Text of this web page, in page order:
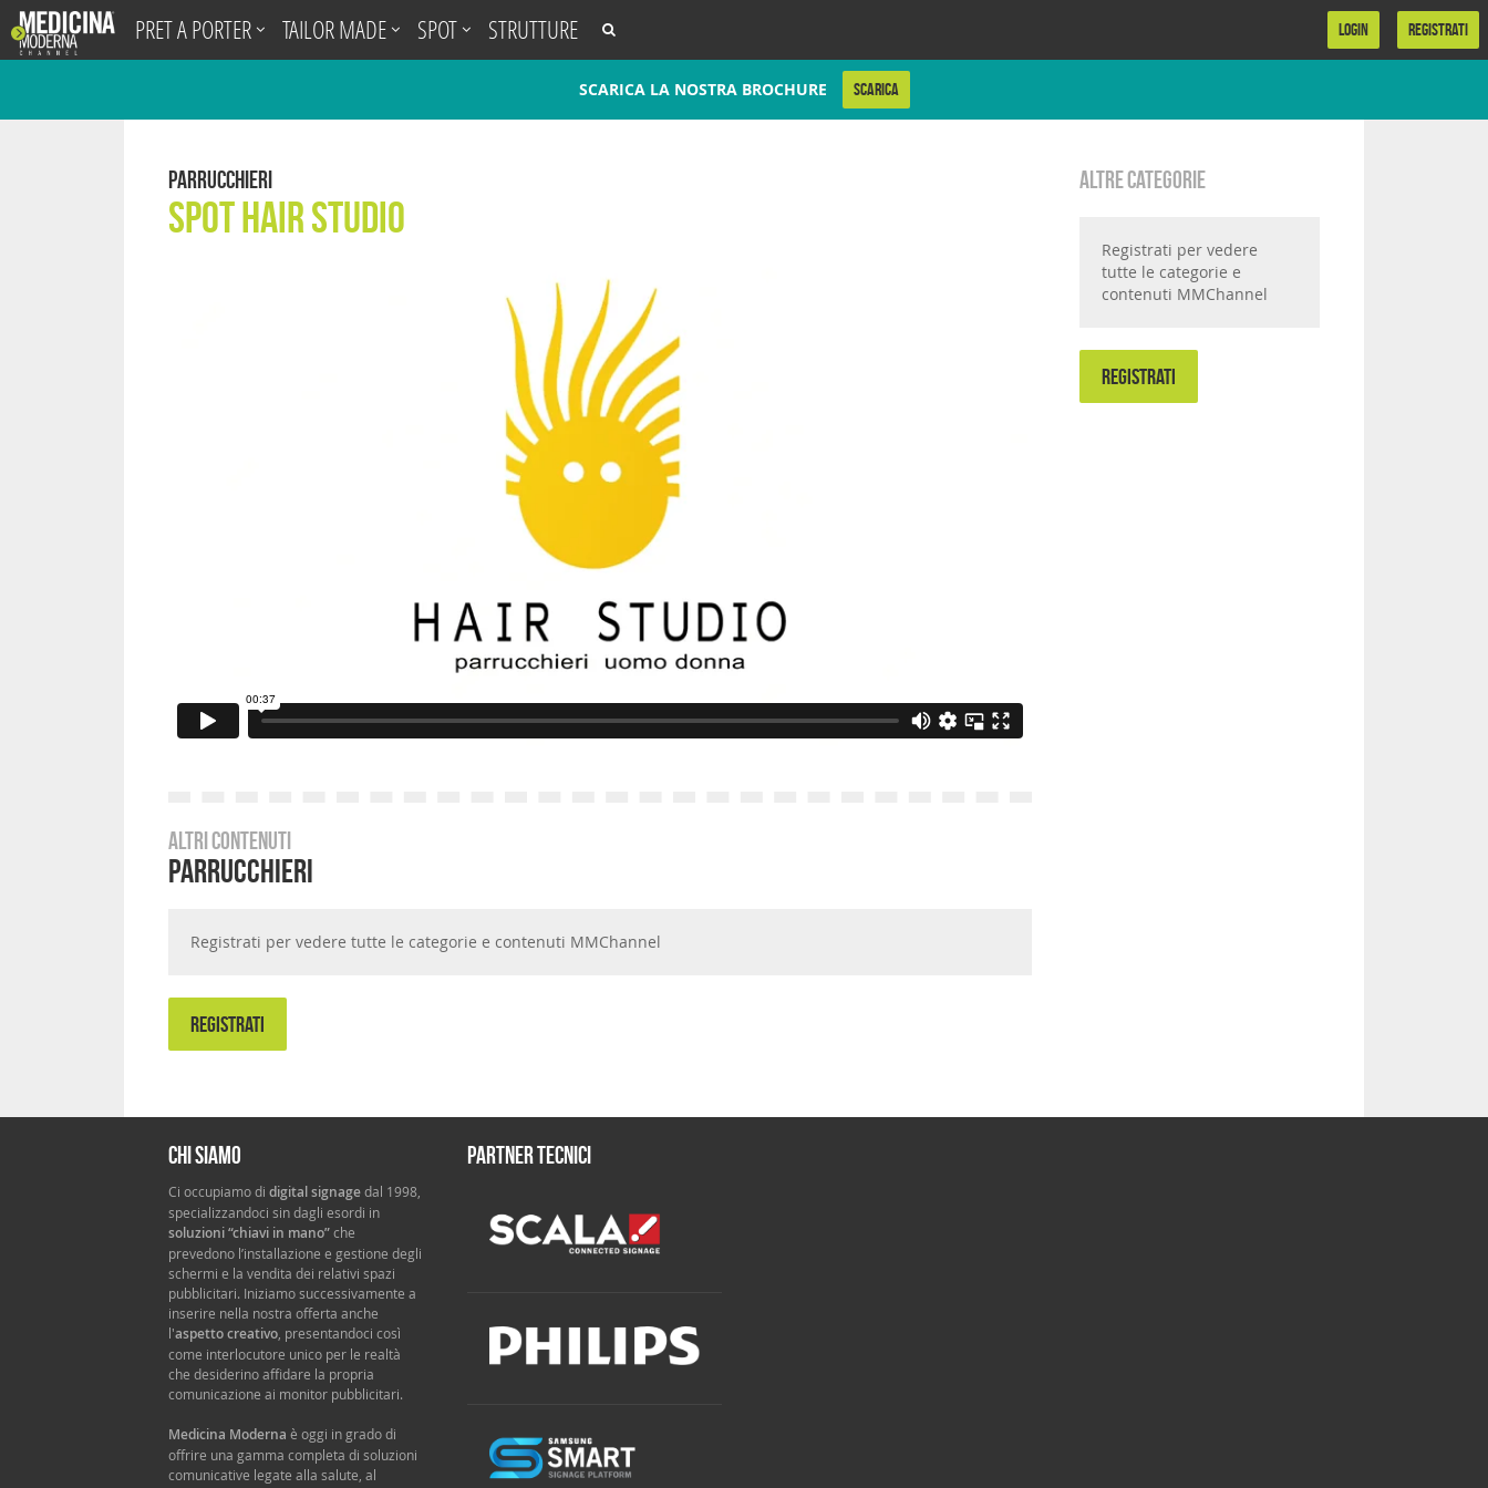
LOGIN REGISTRATI
PRET A PORTER TAILOR MADE SPOT STRUTTURE
SCARICA LA NOSTRA BROCHURE SCARICA
Parrucchieri
Spot Hair Studio
Altri contenuti
Parrucchieri
Registrati per vedere tutte le categorie e contenuti MMChannel
REGISTRATI
Altre categorie
Registrati per vedere
tutte le categorie e
contenuti MMChannel
REGISTRATI
Chi siamo
Ci occupiamo di digital signagedal 1998,
specializzandoci sin dagli esordi in
soluzioni “chiavi in mano”che
prevedono l’installazione e gestione degli
schermi e la vendita dei relativi spazi
pubblicitari. Iniziamo successivamente a
inserire nella nostra offerta anche
l'aspetto creativo , presentandoci così
come interlocutore unico per le realtà
che desiderino affidare la propria
comunicazione ai monitor pubblicitari.
Medicina Moderna è oggi in grado di
offrire una gamma completa di soluzioni
comunicative legate alla salute, al
Partner tecnici